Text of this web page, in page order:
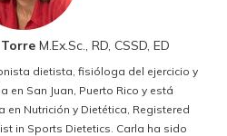
M.Ex.Sc., RD, CSSD, ED
dietista, fisióloga del ejercicio y
en San Juan, Puerto Rico y está
en Nutrición y Dietética, Registered
in Sports Dietetics. Carla ha sido